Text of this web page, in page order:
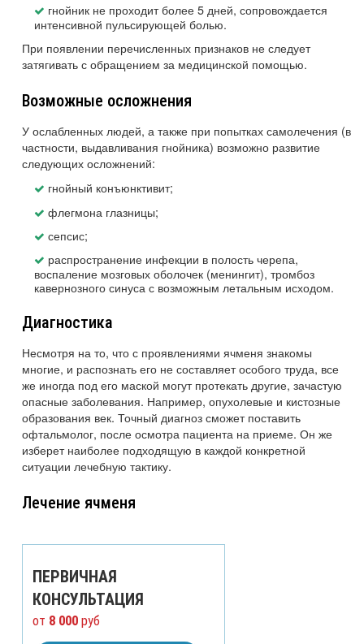
гнойник не проходит более 5 дней, сопровождается
интенсивной пульсирующей болью.
При появлении перечисленных признаков не следует
затягивать с обращением за медицинской помощью.
Возможные осложнения
У ослабленных людей, а также при попытках самолечения (в
частности, выдавливания гнойника) возможно развитие
следующих осложнений:
гнойный конъюнктивит;
флегмона глазницы;
сепсис;
распространение инфекции в полость черепа,
воспаление мозговых оболочек (менингит), тромбоз
кавернозного синуса с возможным летальным исходом.
Диагностика
Несмотря на то, что с проявлениями ячменя знакомы
многие, и распознать его не составляет особого труда, все
же иногда под его маской могут протекать другие, зачастую
опасные заболевания. Например, опухолевые и кистозные
образования век. Точный диагноз сможет поставить
офтальмолог, после осмотра пациента на приеме. Он же
изберет наиболее подходящую в каждой конкретной
ситуации лечебную тактику.
Лечение ячменя
ПЕРВИЧНАЯ
КОНСУЛЬТАЦИЯ
от 8 000 руб